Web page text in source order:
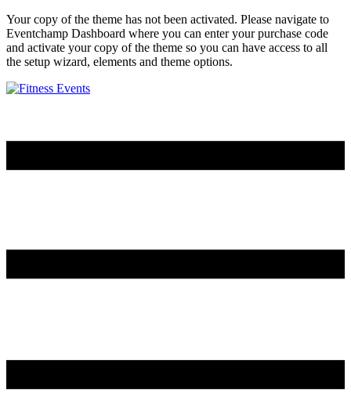
Your copy of the theme has not been activated. Please navigate to
Eventchamp Dashboard where you can enter your purchase code
and activate your copy of the theme so you can have access to all
the setup wizard, elements and theme options.